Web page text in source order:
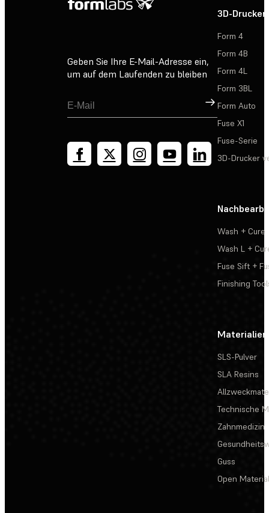
Geben Sie Ihre E-Mail-Adresse ein,
um auf dem Laufenden zu bleiben
Registrieren
3D-Drucker
Form 4
Form 4B
Form 4L
Form 3BL
Form Auto
Fuse X1
Fuse-Serie
3D-Drucker
Wash + Cure
Wash L +
Fuse Sift +
Finishing
Materialien
SLS-Pulver
SLA Resins
Technische
Zahnmedizin
Guss
Open